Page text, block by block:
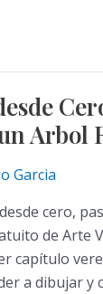
Arbol
Garcia
cero,
de Arte
capítulo
a dibujar y